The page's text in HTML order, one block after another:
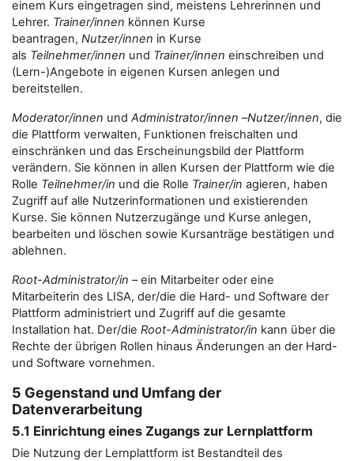
einem Kurs eingetragen sind, meistens Lehrerinnen und
Lehrer. Trainer/innen können Kurse
beantragen, Nutzer/innen in Kurse
als Teilnehmer/innen und Trainer/innen einschreiben und
(Lern-)Angebote in eigenen Kursen anlegen und
bereitstellen.
Moderator/innen und Administrator/innen –Nutzer/innen, die
die Plattform verwalten, Funktionen freischalten und
einschränken und das Erscheinungsbild der Plattform
verändern. Sie können in allen Kursen der Plattform wie die
Rolle Teilnehmer/in und die Rolle Trainer/in agieren, haben
Zugriff auf alle Nutzerinformationen und existierenden
Kurse. Sie können Nutzerzugänge und Kurse anlegen,
bearbeiten und löschen sowie Kursanträge bestätigen und
ablehnen.
Root-Administrator/in – ein Mitarbeiter oder eine
Mitarbeiterin des LISA, der/die die Hard- und Software der
Plattform administriert und Zugriff auf die gesamte
Installation hat. Der/die Root-Administrator/in kann über die
Rechte der übrigen Rollen hinaus Änderungen an der Hard-
und Software vornehmen.
5 Gegenstand und Umfang der
Datenverarbeitung
5.1 Einrichtung eines Zugangs zur Lernplattform
Die Nutzung der Lernplattform ist Bestandteil des